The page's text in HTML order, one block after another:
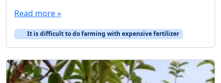
Read more »
It is difficult to do farming with expensive fertilizer